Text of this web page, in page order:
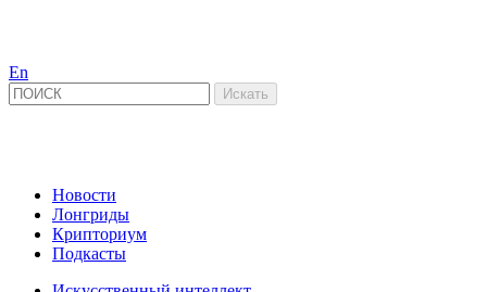
En
Новости
Лонгриды
Крипториум
Подкасты